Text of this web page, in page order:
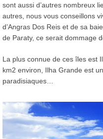
sont aussi d’autres nombreux
autres, nous vous conseillons
d’Angras Dos Reis et de sa
de Paraty, ce serait dommage
La plus connue de ces îles est
km2 environ, Ilha Grande est
paradisiaques…